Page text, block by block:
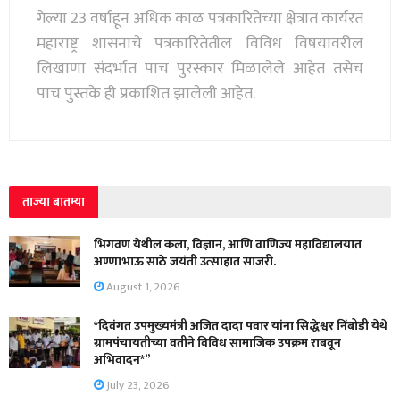
गेल्या 23 वर्षाहून अधिक काळ पत्रकारितेच्या क्षेत्रात कार्यरत
महाराष्ट्र शासनाचे पत्रकारितेतील विविध विषयावरील
लिखाणा संदर्भात पाच पुरस्कार मिळालेले आहेत तसेच
पाच पुस्तके ही प्रकाशित झालेली आहेत.
ताज्या बातम्या
भिगवण येथील कला, विज्ञान, आणि वाणिज्य महाविद्यालयात
अण्णाभाऊ साठे जयंती उत्साहात साजरी.
August 1, 2026
*दिवंगत उपमुख्यमंत्री अजित दादा पवार यांना सिद्धेश्वर निंबोडी येथे
ग्रामपंचायतीच्या वतीने विविध सामाजिक उपक्रम राबवून
अभिवादन*”
July 23, 2026